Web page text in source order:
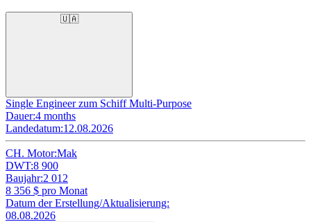
🇺🇦
Single Engineer zum Schiff Multi-Purpose
Dauer:4 months
Landedatum:12.08.2026
CH. Motor:Mak
DWT:8 900
Baujahr:2 012
8 356 $ pro Monat
Datum der Erstellung/Aktualisierung:
08.08.2026